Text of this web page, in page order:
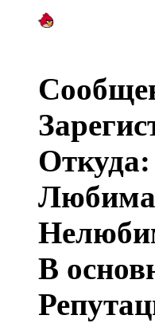
Откуда:
В